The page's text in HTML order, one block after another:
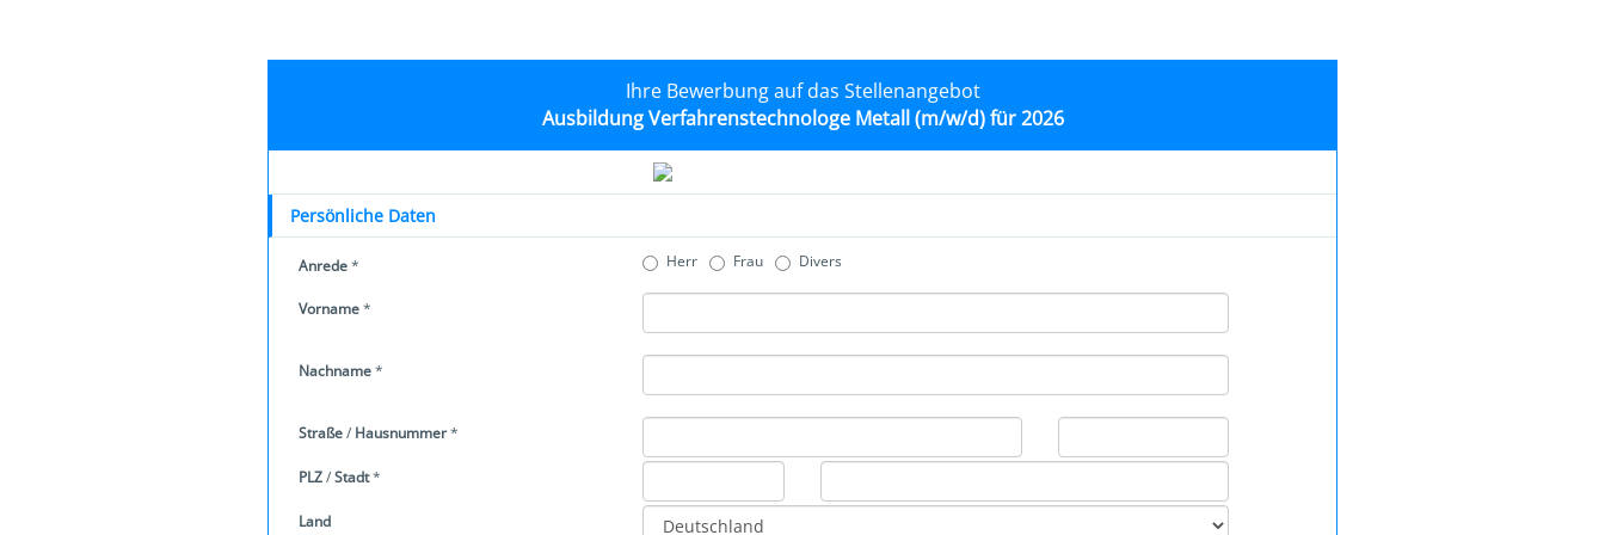
Ihre Bewerbung auf das Stellenangebot
Ausbildung Verfahrenstechnologe Metall (m/w/d) für 2026
Persönliche Daten
Anrede* Herr Frau Divers
Vorname*
Nachname*
Straße/ Hausnummer*
PLZ/Stadt*
Land